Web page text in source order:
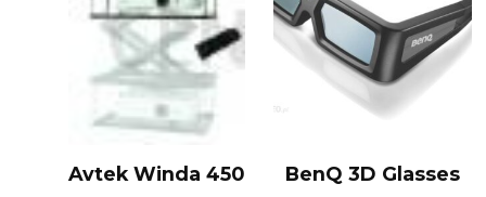
Avtek Winda 450 BenQ 3D Glasses